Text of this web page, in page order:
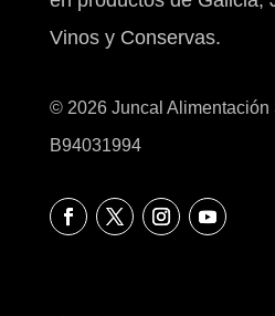
Vinos y Conservas.
© 2026 Juncal Alimentación
B94031994